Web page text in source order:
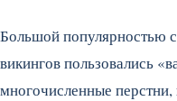
Большой популярностью
викингов пользовались
многочисленные